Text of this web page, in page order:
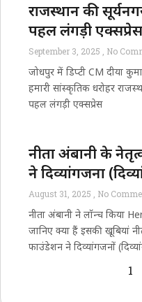
राजस्थान की
पहल लंगड़ी एक्सप्रेस
September 3, 2025 No
जोधपुर में डिप्टी CM दीया
हमारी सांस्कृतिक धरोहर
पहल लंगड़ी एक्सप्रेस
नीता अंबानी के
ने दिव्यांगजनों
August 31, 2025 No
नीता अंबानी ने लॉन्च किया
जानिए क्या हैं इसकी खूबियां
फाउंडेशन ने दिव्यांगजनों
1